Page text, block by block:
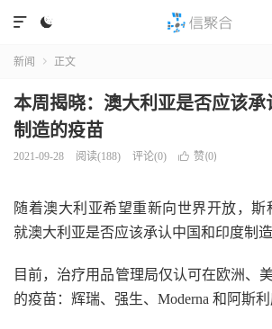


新闻  正文
本周揭晓：澳大利亚是否应该承
制造的疫苗
2021-09-28 阅读(188) 评论(0)  赞(0)
随着澳大利亚希望重新向世界开放，斯
就澳大利亚是否应该承认中国和印度制
目前，治疗用品管理局仅认可在欧洲、
的疫苗：辉瑞、强生、Moderna 和阿斯利